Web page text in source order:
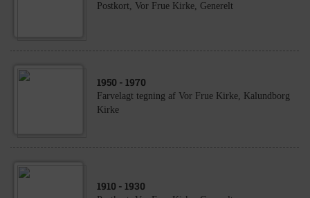
Postkort, Vor Frue Kirke, Generelt
1950 - 1970
Farvelagt tegning af Vor Frue Kirke, Kalundborg
Kirke
1910 - 1930